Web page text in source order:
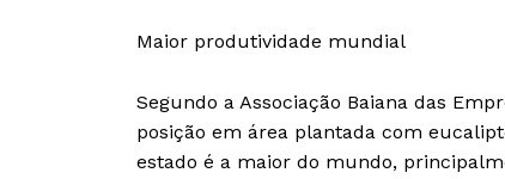
Maior produtividade mundial
Segundo a Associação Baiana das
posição em área plantada com
estado é a maior do mundo,